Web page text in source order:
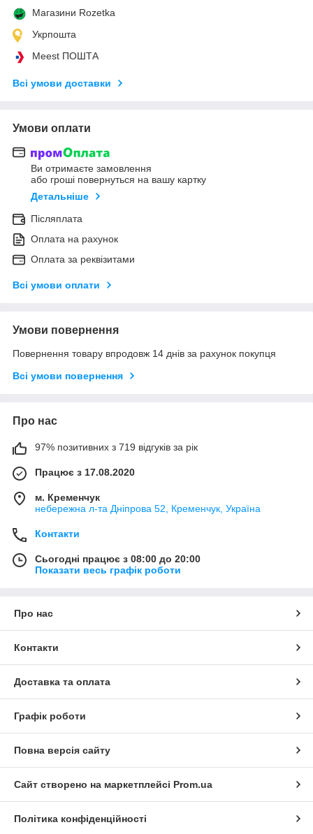
Магазини Rozetka
Укрпошта
Meest ПОШТА
Всі умови доставки
Умови оплати
Ви отримаєте замовлення
або гроші повернуться на вашу картку
Детальніше
Післяплата
Оплата на рахунок
Оплата за реквізитами
Всі умови оплати
Умови повернення
Повернення товару впродовж 14 днів за рахунок покупця
Всі умови повернення
Про нас
97% позитивних з 719 відгуків за рік
Працює з 17.08.2020
м. Кременчук
небережна л-та Дніпрова 52, Кременчук, Україна
Контакти
Сьогодні працює з 08:00 до 20:00
Показати весь графік роботи
Про нас
Контакти
Доставка та оплата
Графік роботи
Повна версія сайту
Сайт створено на маркетплейсі Prom.ua
Політика конфіденційності